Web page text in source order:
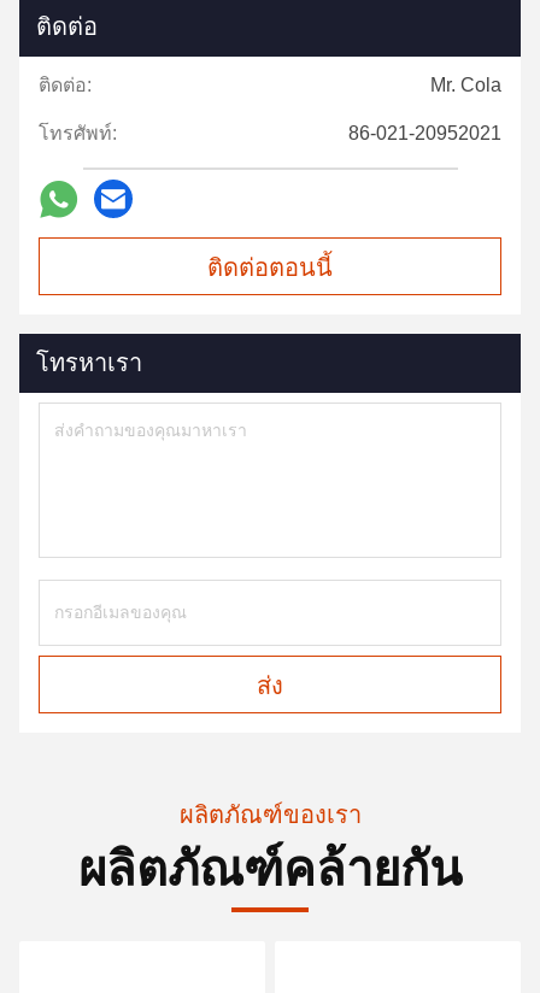
ติดต่อ
ติดต่อ: Mr. Cola
โทรศัพท์: 86-021-20952021
ติดต่อตอนนี้
โทรหาเรา
ส่ง
ผลิตภัณฑ์ของเรา
ผลิตภัณฑ์คล้ายกัน